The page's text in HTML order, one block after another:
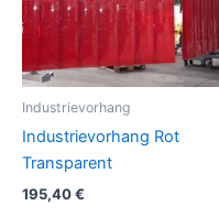
Industrievorhang
Industrievorhang Rot
Transparent
195,40€